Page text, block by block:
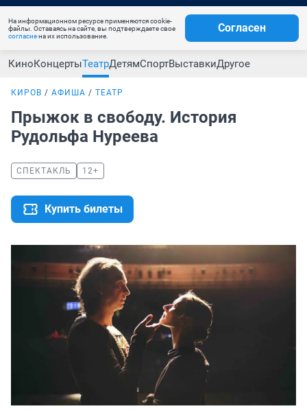
На информационном ресурсе применяются cookie-
файлы. Оставаясь на сайте, вы подтверждаете свое
согласиена их использование.
Согласен
КиноКонцертыТеатрДетямСпортВыставкиДругое
КИРОВ АФИША ТЕАТР
Прыжок в свободу. История
Рудольфа Нуреева
СПЕКТАКЛЬ 12+
Купить билеты